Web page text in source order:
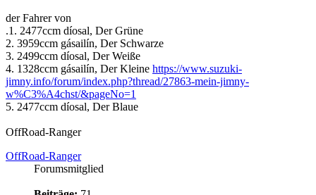
der Fahrer von
.1. 2477ccm díosal, Der Grüne
2. 3959ccm gásailín, Der Schwarze
3. 2499ccm díosal, Der Weiße
4. 1328ccm gásailín, Der Kleine https://www.suzuki-
jimny.info/forum/index.php?thread/27863-mein-jimny-
w%C3%A4chst/&pageNo=1
5. 2477ccm díosal, Der Blaue
OffRoad-Ranger
OffRoad-Ranger
Forumsmitglied